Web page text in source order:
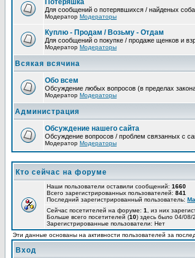
Потеряшка
Для сообщений о потерявшихся / найденых
Модератор Модераторы
Куплю - Продам / Возьму - Отдам
Для сообщений о покупке / продаже щенков и
Модератор Модераторы
Всякая всячина
Обо всем
Обсуждение любых вопросов (в пределах
Модератор Модераторы
Администрация
Обсуждение нашего сайта
Обсуждение вопросов / проблем связанных с
Модератор Модераторы
Кто сейчас на форуме
Наши пользователи оставили сообщений: 1660
Всего зарегистрированных пользователей: 841
Последний зарегистрированный пользователь:
Сейчас посетителей на форуме: 1 , из них
Больше всего посетителей (10) здесь было 04/08/
Зарегистрированные пользователи: Нет
Эти данные основаны на активности пользователей за
Вход